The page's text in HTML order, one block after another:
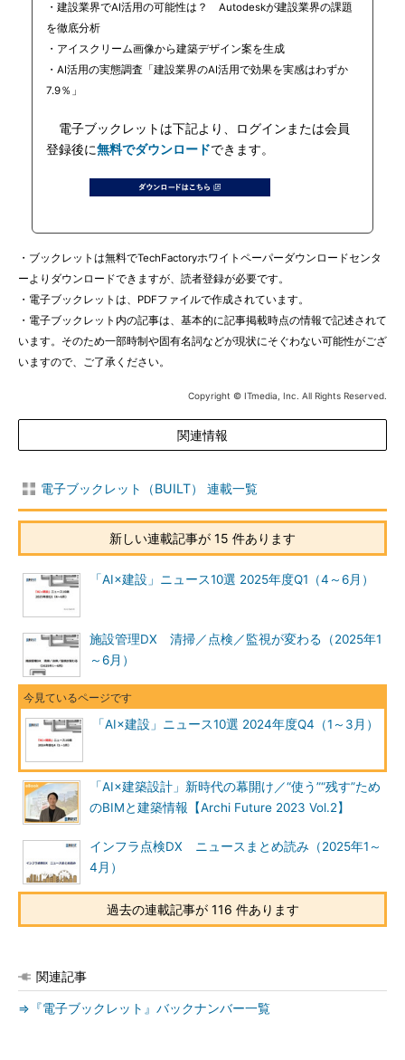
・建設業界でAI活用の可能性は？ Autodeskが建設業界の課題
を徹底分析
・アイスクリーム画像から建築デザイン案を生成
・AI活用の実態調査「建設業界のAI活用で効果を実感はわずか
7.9％」
電子ブックレットは下記より、ログインまたは会員
登録後に無料でダウンロードできます。
・ブックレットは無料でTechFactoryホワイトペーパーダウンロードセンタ
ーよりダウンロードできますが、読者登録が必要です。
・電子ブックレットは、PDFファイルで作成されています。
・電子ブックレット内の記事は、基本的に記事掲載時点の情報で記述されて
います。そのため一部時制や固有名詞などが現状にそぐわない可能性がござ
いますので、ご了承ください。
Copyright © ITmedia, Inc. All Rights Reserved.
関連情報
電子ブックレット（BUILT） 連載一覧
新しい連載記事が 15 件あります
「AI×建設」ニュース10選 2025年度Q1（4～6月）
施設管理DX 清掃／点検／監視が変わる（2025年1
～6月）
「AI×建設」ニュース10選 2024年度Q4（1～3月）
「AI×建築設計」新時代の幕開け／“使う”“残す”ため
のBIMと建築情報【Archi Future 2023 Vol.2】
インフラ点検DX ニュースまとめ読み（2025年1～
4月）
過去の連載記事が 116 件あります
関連記事
⇒『電子ブックレット』バックナンバー一覧